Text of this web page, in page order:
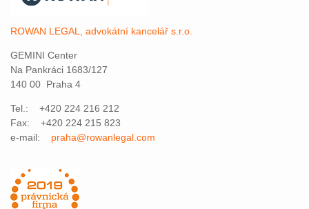
ROWAN LEGAL, advokátní kancelář s.r.o.
GEMINI Center
Na Pankráci 1683/127
140 00 Praha 4
Tel.: +420 224 216 212
Fax: +420 224 215 823
e-mail: praha@rowanlegal.com